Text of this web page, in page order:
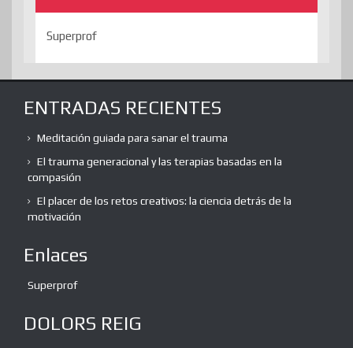
Superprof
ENTRADAS RECIENTES
Meditación guiada para sanar el trauma
El trauma generacional y las terapias basadas en la
compasión
El placer de los retos creativos: la ciencia detrás de la
motivación
Enlaces
Superprof
DOLORS REIG